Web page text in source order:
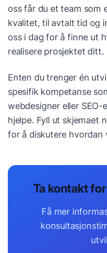
oss får du et team som
kvalitet, til avtalt tid og
oss i dag for å finne ut
realisere prosjektet ditt.
Enten du trenger én
spesifik kompetanse
webdesigner eller
hjelpe. Fyll ut skjemaet
for å diskutere hvordan
Ta kontakt
Få mer